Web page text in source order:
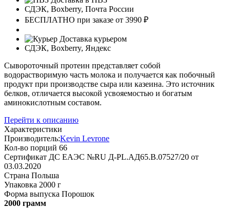
СДЭК, Boxberry, Почта России
БЕСПЛАТНО при заказе от 3990 ₽
Доставка курьером
СДЭК, Boxberry, Яндекс
Сывороточный протеин представляет собой
водорастворимую часть молока и получается как побочный
продукт при производстве сыра или казеина. Это источник
белков, отличается высокой усвояемостью и богатым
аминокислотным составом.
Перейти к описанию
Характеристики
Производитель:Kevin Levrone
Кол-во порций 66
Сертификат ДС ЕАЭС №RU Д-PL.АД65.B.07527/20 от
03.03.2020
Страна Польша
Упаковка 2000 г
Форма выпуска Порошок
2000 грамм